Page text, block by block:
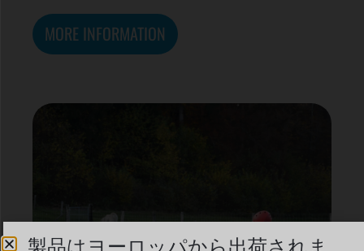
MORE INFORMATION
製品はヨーロッパから出荷されま